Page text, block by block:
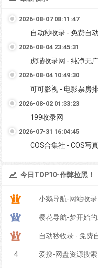
2026-08-07 08:11:47
自动秒收录 - 免费自
2026-08-04 23:45:31
虎喵收录网 - 纯净无
2026-08-04 10:49:30
可可影视 - 电影票房
2026-08-02 01:33:23
199收录网
2026-07-31 16:04:45
COS合集社 - COS写
今日TOP10-作弊拉黑！
小鹅导航-网站收
樱花导航-梦开始
自动秒收录 - 免费
4